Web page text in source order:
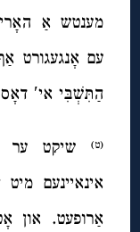
מענטש אַ
עם אָנגעגורט
הַתִּשְׁבִּי אי′
(ט)
שיקט ער
אינאיינעם
אַרופעט. און